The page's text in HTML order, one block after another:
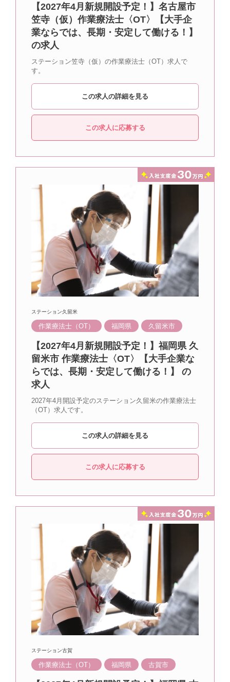
【2027年4月新規開設予定！】名古屋市
笠寺（仮）作業療法士〈OT〉【大手企
業ならでは、長期・安定して働ける！】
の求人
ステーション笠寺（仮）の作業療法士（OT）求人で
す。
この求人の詳細を見る
この求人に応募する
ステーション久留米
作業療法士（OT） 福岡県 久留米市
【2027年4月新規開設予定！】福岡県 久
留米市 作業療法士〈OT〉【大手企業な
らでは、長期・安定して働ける！】 の
求人
2027年4月開設予定のステーション久留米の作業療法士
（OT）求人です。
この求人の詳細を見る
この求人に応募する
ステーション古賀
作業療法士（OT） 福岡県 古賀市